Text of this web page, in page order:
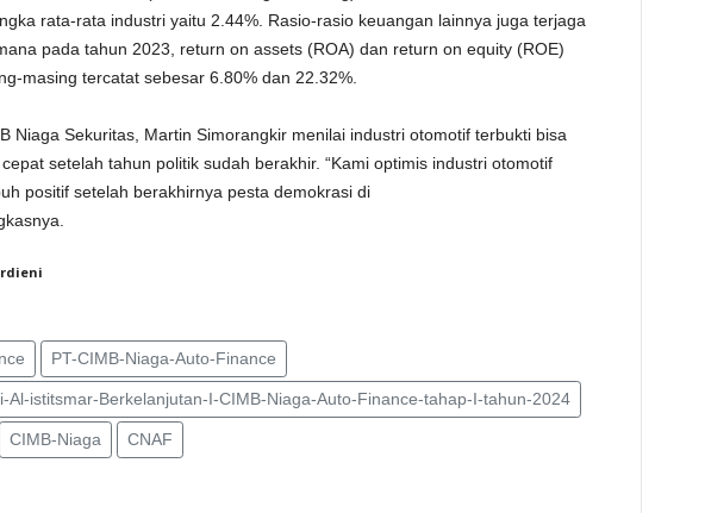
rata-rata industri yaitu 2.44%. Rasio-rasio keuangan lainnya juga terjaga
pada tahun 2023, return on assets (ROA) dan return on equity (ROE)
masing tercatat sebesar 6.80% dan 22.32%.
Niaga Sekuritas, Martin Simorangkir menilai industri otomotif terbukti bisa
setelah tahun politik sudah berakhir. “Kami optimis industri otomotif
positif setelah berakhirnya pesta demokrasi di
PT-CIMB-Niaga-Auto-Finance
Al-istitsmar-Berkelanjutan-I-CIMB-Niaga-Auto-Finance-tahap-I-tahun-2024
CIMB-Niaga CNAF